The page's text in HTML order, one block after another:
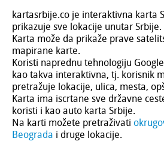
kartasrbije.co je interaktivna karta
prikazuje sve lokacije unutar Srbije.
Karta može da prikaže prave
mapirane karte.
Koristi naprednu tehnologiju
kao takva interaktivna, tj. korisnik
pretražuje lokacije, ulica, mesta,
Karta ima iscrtane sve državne
koristi i kao auto karta Srbije.
Na karti možete pretraživati
Beograda i druge lokacije.